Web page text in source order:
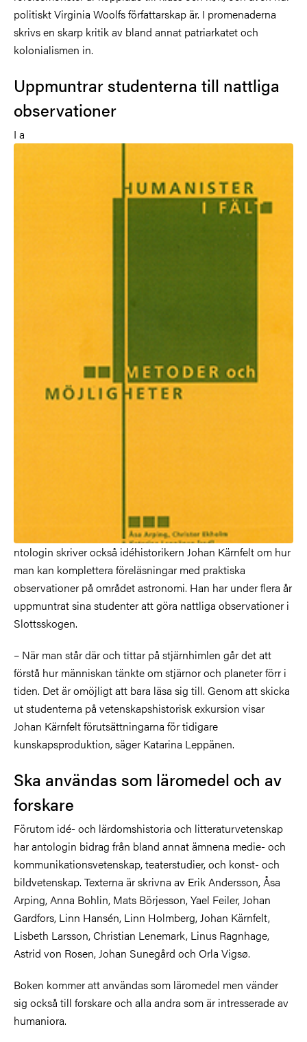
politiskt Virginia Woolfs författarskap är. I promenaderna
skrivs en skarp kritik av bland annat patriarkatet och
kolonialismen in.
Uppmuntrar studenterna till nattliga
observationer
I a
ntologin skriver också idéhistorikern Johan Kärnfelt om hur
man kan komplettera föreläsningar med praktiska
observationer på området astronomi. Han har under flera år
uppmuntrat sina studenter att göra nattliga observationer i
Slottsskogen.
– När man står där och tittar på stjärnhimlen går det att
förstå hur människan tänkte om stjärnor och planeter förr i
tiden. Det är omöjligt att bara läsa sig till. Genom att skicka
ut studenterna på vetenskapshistorisk exkursion visar
Johan Kärnfelt förutsättningarna för tidigare
kunskapsproduktion, säger Katarina Leppänen.
Ska användas som läromedel och av
forskare
Förutom idé- och lärdomshistoria och litteraturvetenskap
har antologin bidrag från bland annat ämnena medie- och
kommunikationsvetenskap, teaterstudier, och konst- och
bildvetenskap. Texterna är skrivna av Erik Andersson, Åsa
Arping, Anna Bohlin, Mats Börjesson, Yael Feiler, Johan
Gardfors, Linn Hansén, Linn Holmberg, Johan Kärnfelt,
Lisbeth Larsson, Christian Lenemark, Linus Ragnhage,
Astrid von Rosen, Johan Sunegård och Orla Vigsø.
Boken kommer att användas som läromedel men vänder
sig också till forskare och alla andra som är intresserade av
humaniora.